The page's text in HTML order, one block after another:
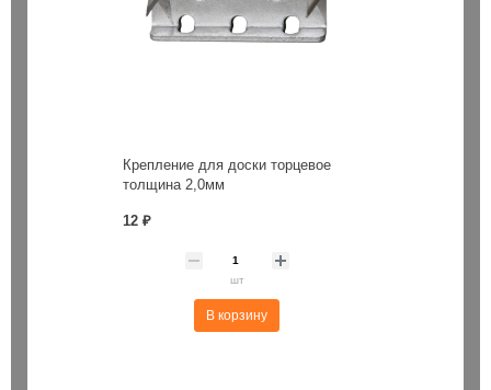
Крепление для доски торцевое
толщина 2,0мм
12 ₽
шт
В корзину